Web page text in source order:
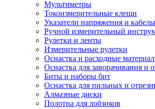
Мультиметры
Токоизмерительные клещи
Указатели напряжения и
Ручной измерительный
Рулетки и ленты
Измерительные рулетки
Оснастка и расходные
Оснастка для заворачивания и
Биты и наборы бит
Оснастка для пильных и
Алмазные диски
Полотна для лобзиков